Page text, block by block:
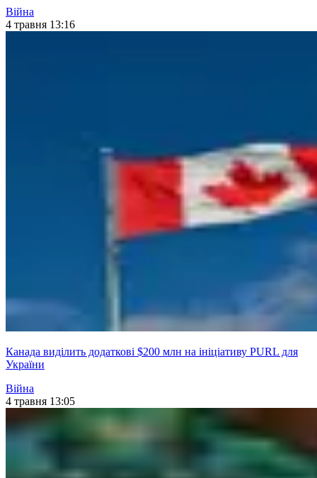
Війна
4 травня 13:16
Канада виділить додаткові $200 млн на ініціативу PURL для
України
Війна
4 травня 13:05